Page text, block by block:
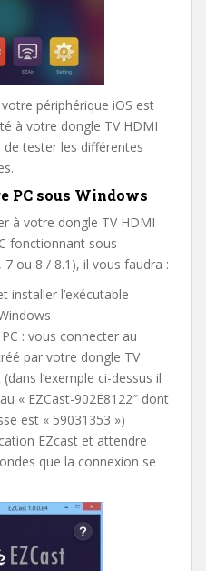
périphérique iOS est
à votre dongle TV HDMI
de tester les différentes
PC sous Windows
à votre dongle TV HDMI
fonctionnant sous
7 ou 8 / 8.1), il vous faudra :
installer l’exécutable
: vous connecter au
par votre dongle TV
l’exemple ci-dessus il
« EZCast-902E8122″ dont
est « 59031353 »)
EZcast et attendre
que la connexion se